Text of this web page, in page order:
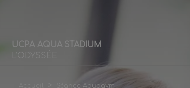
UCPA AQUA STADIUM
L'ODYSSÉE
Séance Aquagym